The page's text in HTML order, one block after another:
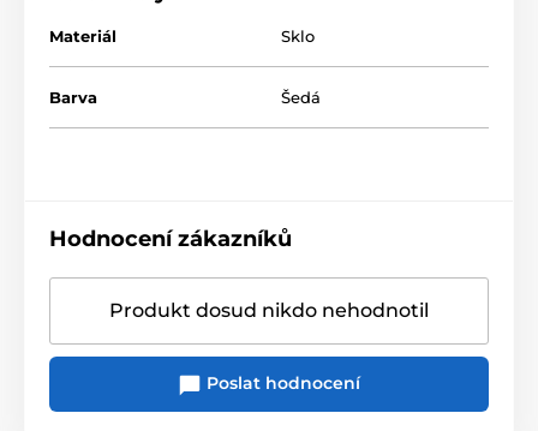
Materiál Sklo
Barva Šedá
Hodnocení zákazníků
Produkt dosud nikdo nehodnotil
Poslat hodnocení